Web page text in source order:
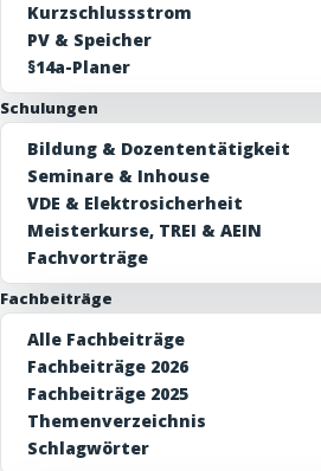
Kurzschlussstrom
PV & Speicher
§14a-Planer
Schulungen
Bildung & Dozententätigkeit
Seminare & Inhouse
VDE & Elektrosicherheit
Meisterkurse, TREI & AEIN
Fachvorträge
Fachbeiträge
Alle Fachbeiträge
Fachbeiträge 2026
Fachbeiträge 2025
Themenverzeichnis
Schlagwörter